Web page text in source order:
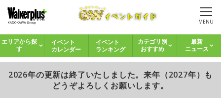
MENU
エリアから探
す
イベント
カレンダー
イベント
ランキング
カテゴリ別
おすすめ
最新
ニュース
2026年の更新は終了いたしました。来年（2027年）も
どうぞよろしくお願いします。